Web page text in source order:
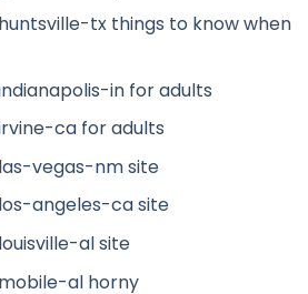
tx things to know when
in for adults
ca for adults
vegas-nm site
angeles-ca site
al site
al horny